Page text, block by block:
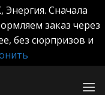
Сначала
заказ через
без сюрпризов и